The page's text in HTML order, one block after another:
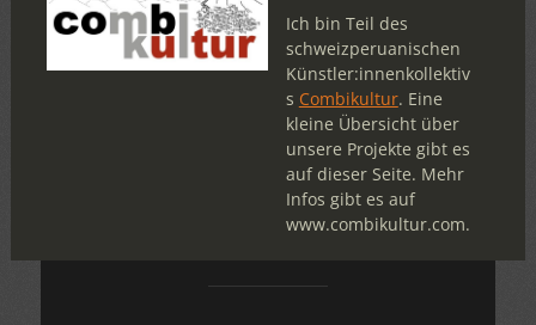
Ich bin Teil des
schweizperuanischen
Künstler:innenkollektiv
s Combikultur. Eine
kleine Übersicht über
unsere Projekte gibt es
auf dieser Seite. Mehr
Infos gibt es auf
www.combikultur.com.